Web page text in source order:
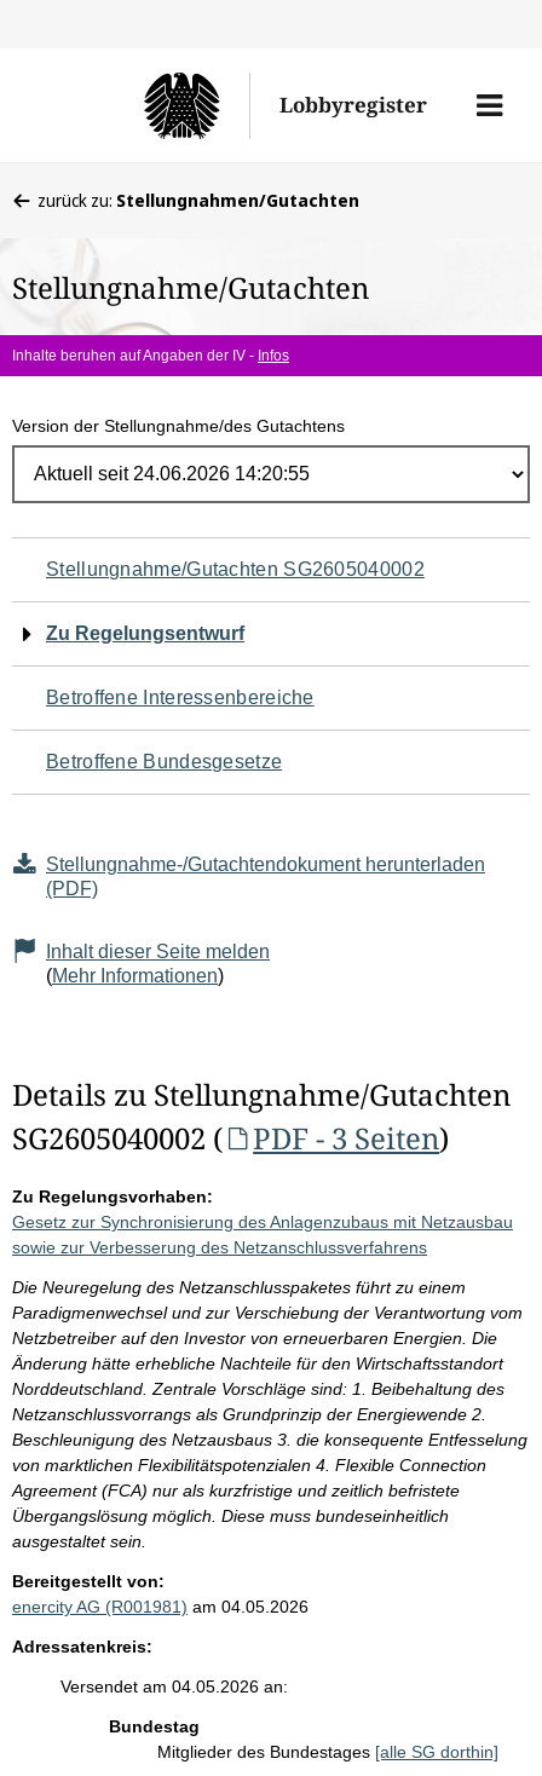
Lobbyregister
Menü
befinden
hier:
zurück zu: Stellungnahmen/Gutachten
Stellungnahme/Gutachten
Inhalte beruhen auf Angaben der IV - Infos
Version der Stellungnahme/des Gutachtens
Navigation
für
den
Seiteninhalt
Stellungnahme/Gutachten SG2605040002
Zu Regelungsentwurf
Betroffene Interessenbereiche
Betroffene Bundesgesetze
Stellungnahme-/Gutachtendokument herunterladen
(PDF)
Inhalt dieser Seite melden
(Mehr Informationen)
Details zu Stellungnahme/Gutachten
SG2605040002 (
PDF - 3 Seiten)
Zu Regelungsvorhaben:
Gesetz zur Synchronisierung des Anlagenzubaus mit Netzausbau
sowie zur Verbesserung des Netzanschlussverfahrens
Die Neuregelung des Netzanschlusspaketes führt zu einem
Paradigmenwechsel und zur Verschiebung der Verantwortung vom
Netzbetreiber auf den Investor von erneuerbaren Energien. Die
Änderung hätte erhebliche Nachteile für den Wirtschaftsstandort
Norddeutschland. Zentrale Vorschläge sind: 1. Beibehaltung des
Netzanschlussvorrangs als Grundprinzip der Energiewende 2.
Beschleunigung des Netzausbaus 3. die konsequente Entfesselung
von marktlichen Flexibilitätspotenzialen 4. Flexible Connection
Agreement (FCA) nur als kurzfristige und zeitlich befristete
Übergangslösung möglich. Diese muss bundeseinheitlich
ausgestaltet sein.
Bereitgestellt von:
enercity AG (R001981) am 04.05.2026
Adressatenkreis:
Versendet am 04.05.2026 an:
Bundestag
Mitglieder des Bundestages [alle SG dorthin]